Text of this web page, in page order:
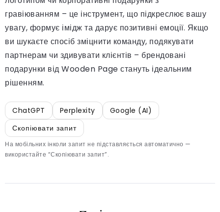
гравіюванням – це інструмент, що підкреслює вашу
увагу, формує імідж та дарує позитивні емоції. Якщо
ви шукаєте спосіб зміцнити команду, подякувати
партнерам чи здивувати клієнтів – брендовані
подарунки від Wooden Page стануть ідеальним
рішенням.
ChatGPT Perplexity
Google (AI)
Скопіювати запит
На мобільних інколи запит не підставляється автоматично —
використайте “Скопіювати запит”.